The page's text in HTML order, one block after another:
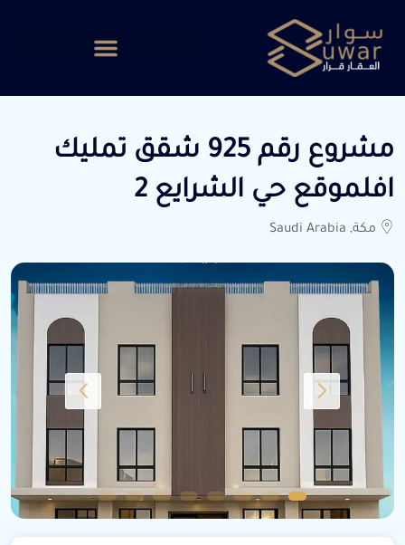
مشروع رقم 925 شقق تمليك
افلموقع حي الشرايع 2
مكة, Saudi Arabia